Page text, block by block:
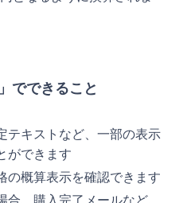
でできること
テキストなど、一部の表示
ができます
の概算表示を確認できます
、購入完了メールなど、